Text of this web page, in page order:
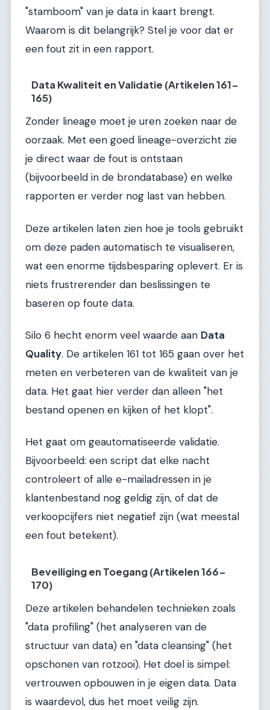
"stamboom" van je data in kaart brengt.
Waarom is dit belangrijk? Stel je voor dat er
een fout zit in een rapport.
Data Kwaliteit en Validatie (Artikelen 161-
165)
Zonder lineage moet je uren zoeken naar de
oorzaak. Met een goed lineage-overzicht zie
je direct waar de fout is ontstaan
(bijvoorbeeld in de brondatabase) en welke
rapporten er verder nog last van hebben.
Deze artikelen laten zien hoe je tools gebruikt
om deze paden automatisch te visualiseren,
wat een enorme tijdsbesparing oplevert. Er is
niets frustrerender dan beslissingen te
baseren op foute data.
Silo 6 hecht enorm veel waarde aan Data
Quality. De artikelen 161 tot 165 gaan over het
meten en verbeteren van de kwaliteit van je
data. Het gaat hier verder dan alleen "het
bestand openen en kijken of het klopt".
Het gaat om geautomatiseerde validatie.
Bijvoorbeeld: een script dat elke nacht
controleert of alle e-mailadressen in je
klantenbestand nog geldig zijn, of dat de
verkoopcijfers niet negatief zijn (wat meestal
een fout betekent).
Beveiliging en Toegang (Artikelen 166-
170)
Deze artikelen behandelen technieken zoals
"data profiling" (het analyseren van de
structuur van data) en "data cleansing" (het
opschonen van rotzooi). Het doel is simpel:
vertrouwen opbouwen in je eigen data. Data
is waardevol, dus het moet veilig zijn.